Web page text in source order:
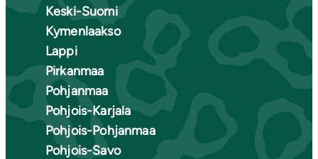
Keski-Suomi
Kymenlaakso
Lappi
Pirkanmaa
Pohjanmaa
Pohjois-Karjala
Pohjois-Pohjanmaa
Pohjois-Savo